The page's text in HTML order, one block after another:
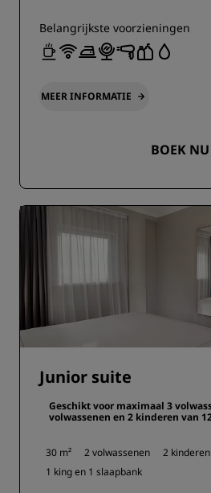
Belangrijkste voorzieningen
MEER INFORMATIE
BOEK NU
Junior suite
Geschikt voor maximaal 3
volwassenen en 2 kinderen van
30 m² 2 volwassenen
2
1 king en 1 slaapbank